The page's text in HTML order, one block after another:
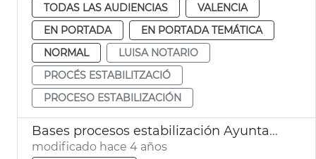
TODAS LAS AUDIENCIAS
VALENCIA
EN PORTADA
EN PORTADA TEMÁTICA
NORMAL
LUISA NOTARIO
PROCÉS ESTABILITZACIÓ
PROCESO ESTABILIZACIÓN
Bases procesos estabilización Ayuntamiento
modificado hace 4 años